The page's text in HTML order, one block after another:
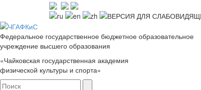
Федеральное государственное бюджетное образовательное
учреждение высшего образования
«Чайковская государственная академия
физической культуры и спорта»